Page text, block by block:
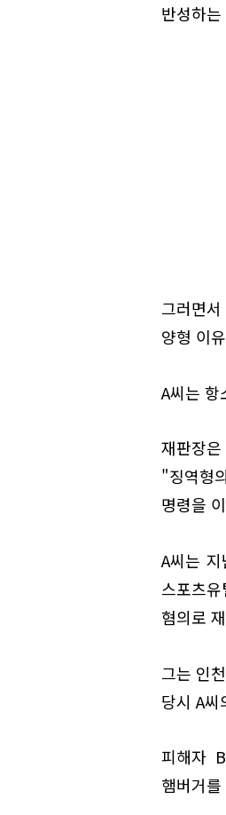
반성하
그러면
양형 이
A씨는
재판장
"징역형
명령을
A씨는
스포츠
혐의로
그는 인
당시 A
피해자
햄버거